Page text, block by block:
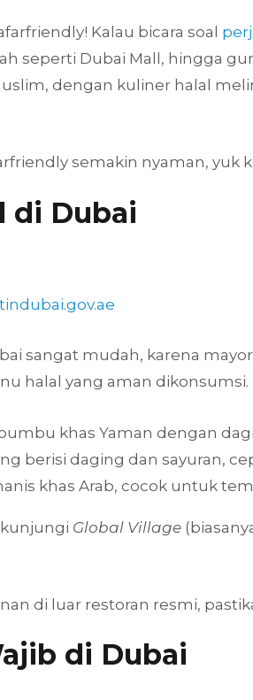
Kalau bicara soal
seperti Dubai Mall, hingga
dengan kuliner halal
semakin nyaman, yuk
di Dubai
sangat mudah, karena
halal yang aman dikonsumsi.
khas Yaman dengan
berisi daging dan sayuran,
khas Arab, cocok untuk
Global Village
di luar restoran resmi,
di Dubai